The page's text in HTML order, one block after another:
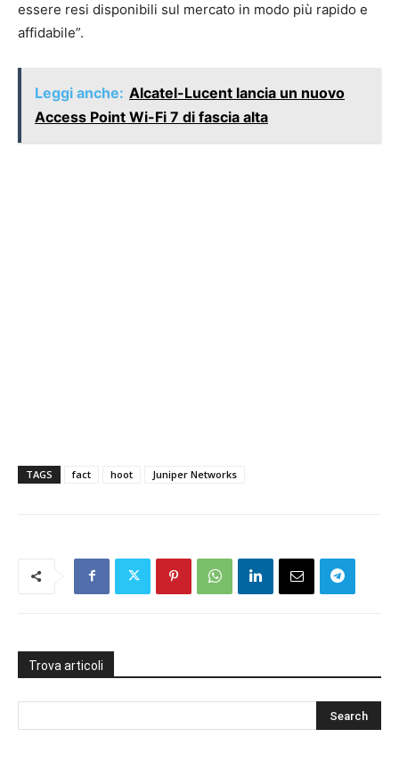
essere resi disponibili sul mercato in modo più rapido e
affidabile”.
Leggi anche: Alcatel-Lucent lancia un nuovo
Access Point Wi-Fi 7 di fascia alta
TAGS fact hoot Juniper Networks
Trova articoli